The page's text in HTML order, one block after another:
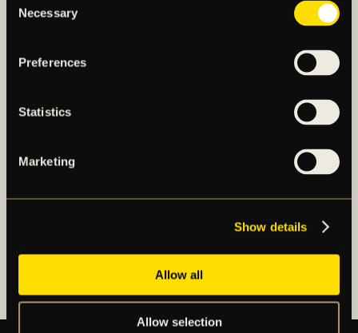
Selection
Necessary
Preferences
Statistics
Marketing
Show details
Allow all
Allow selection
AIK – SEDAN 1891
elitfotbollsverksamhet genom ett herrlag och ett
spelar i OBOS Damallsvenskan. AIK Fotboll AB är
noterat på NGM Nordic Growth Market Stockholm.